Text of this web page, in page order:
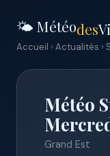
🌤️ Météodes
Accueil › Actualités ›
Météo
Grand Est